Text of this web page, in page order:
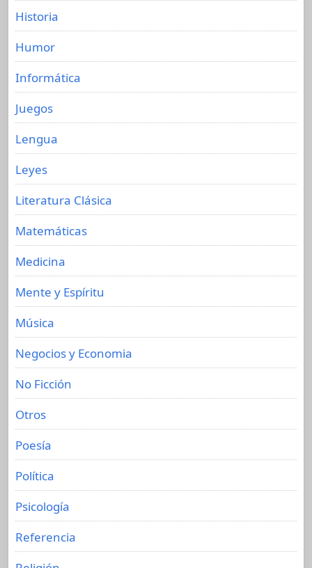
Historia
Humor
Informática
Juegos
Lengua
Leyes
Literatura Clásica
Matemáticas
Medicina
Mente y Espíritu
Música
Negocios y Economia
No Ficción
Otros
Poesía
Política
Psicología
Referencia